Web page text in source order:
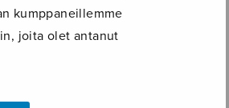
kumppaneillemme
joita olet antanut